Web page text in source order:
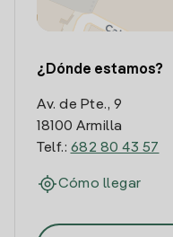
¿Dónde estamos?
Av. de Pte., 9
18100 Armilla
Telf.: 682 80 43 57
Cómo llegar